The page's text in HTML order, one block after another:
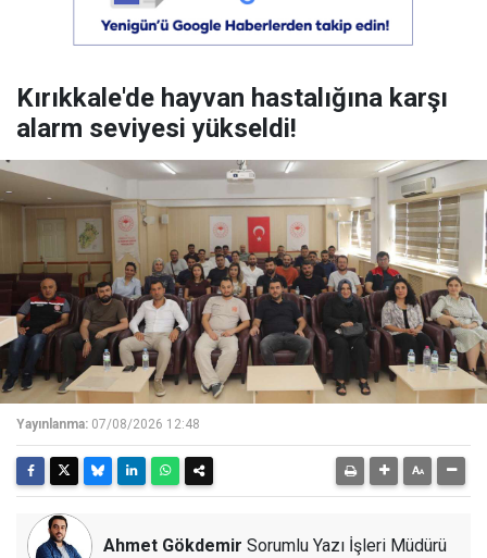
Kırıkkale'de hayvan hastalığına karşı
alarm seviyesi yükseldi!
Yayınlanma: 07/08/2026 12:48
Ahmet Gökdemir Sorumlu Yazı İşleri Müdürü